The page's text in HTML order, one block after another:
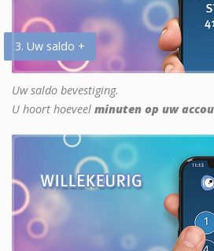
3. Uw saldo +
Uw saldo bevestiging.
U hoort hoeveel minuten op uw